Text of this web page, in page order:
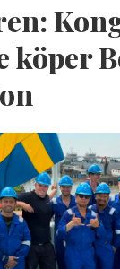
köper